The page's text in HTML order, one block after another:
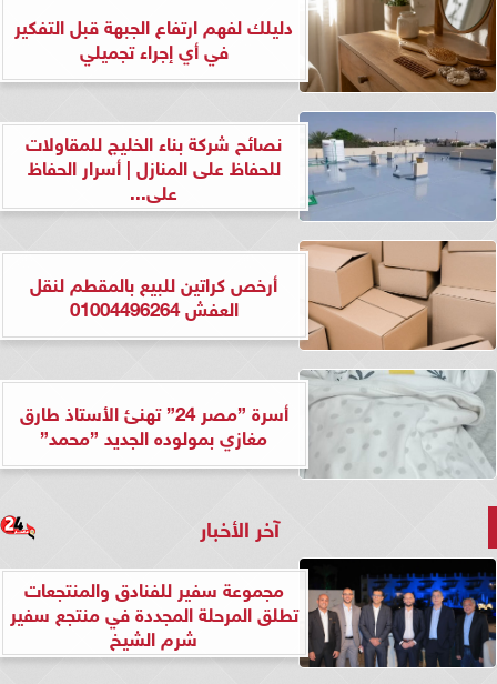
دليلك لفهم ارتفاع الجبهة قبل التفكير
في أي إجراء تجميلي
نصائح شركة بناء الخليج للمقاولات
للحفاظ على المنازل | أسرار الحفاظ
على...
أرخص كراتين للبيع بالمقطم لنقل
العفش 01004496264
أسرة ”مصر 24” تهنئ الأستاذ طارق
مغازي بمولوده الجديد ”محمد”
آخر الأخبار
مجموعة سفير للفنادق والمنتجعات
تطلق المرحلة المجددة في منتجع سفير
شرم الشيخ